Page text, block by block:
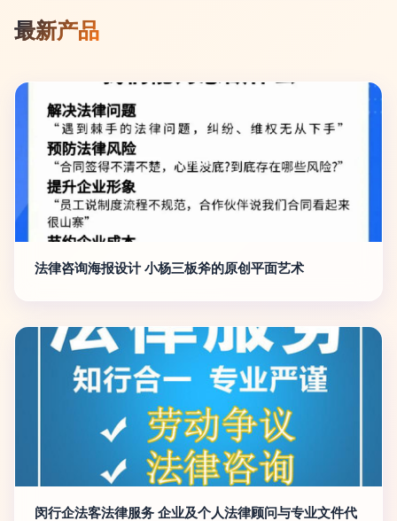
最新产品
法律咨询海报设计 小杨三板斧的原创平面艺术
闵行企法客法律服务 企业及个人法律顾问与专业文件代